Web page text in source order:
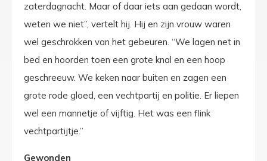
zaterdagnacht. Maar of daar iets aan gedaan wordt,
weten we niet”, vertelt hij. Hij en zijn vrouw waren
wel geschrokken van het gebeuren. “We lagen net in
bed en hoorden toen een grote knal en een hoop
geschreeuw. We keken naar buiten en zagen een
grote rode gloed, een vechtpartij en politie. Er liepen
wel een mannetje of vijftig. Het was een flink
vechtpartijtje.”
Gewonden